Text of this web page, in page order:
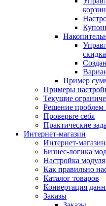
Пример
Примеры
Текущие
Решение проблем
Проверьте себя
Практические
Интернет-магазин
Интернет-магазин
Бизнес-логика
Настройка модуля
Как правильно
Каталог товаров
Конвертация
Заказы